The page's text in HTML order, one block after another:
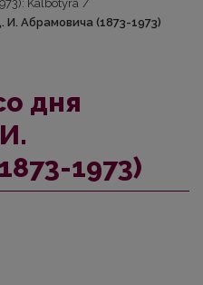
Kalbotyra /
Абрамовича (1873-1973)
дня
1973)